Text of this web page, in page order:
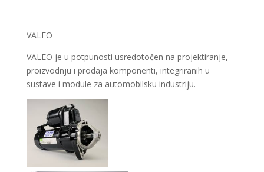
VALEO
VALEO je u potpunosti usredotočen na projektiranje,
proizvodnju i prodaja komponenti, integriranih u
sustave i module za automobilsku industriju.